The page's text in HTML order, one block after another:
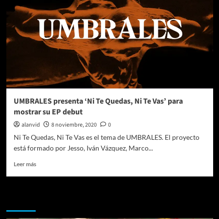
UMBRALES presenta ‘Ni Te Quedas, Ni Te Vas’ para
mostrar su EP debut
alanvid 8 noviembre, 2020
0
Ni Te Quedas, Ni Te Vas es el tema de UMBRALES. El proyecto
está formado por Jesso, Iván Vázquez, Marco...
Leer másLeer
‘Ni